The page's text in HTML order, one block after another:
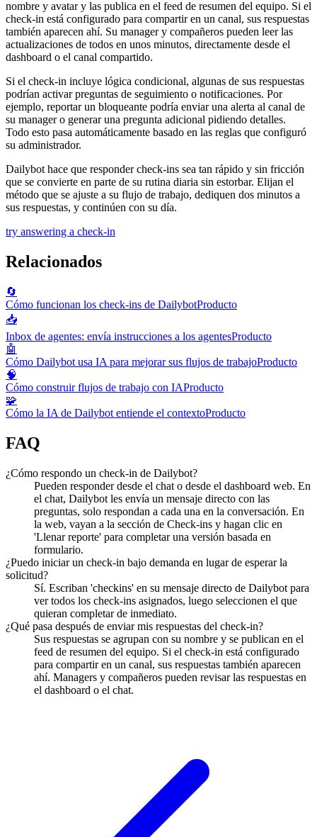
nombre y avatar y las publica en el feed de resumen del equipo. Si el
check-in está configurado para compartir en un canal, sus respuestas
también aparecen ahí. Su manager y compañeros pueden leer las
actualizaciones de todos en unos minutos, directamente desde el
dashboard o el canal compartido.
Si el check-in incluye lógica condicional, algunas de sus respuestas
podrían activar preguntas de seguimiento o notificaciones. Por
ejemplo, reportar un bloqueante podría enviar una alerta al canal de
su manager o generar una pregunta adicional pidiendo detalles.
Todo esto pasa automáticamente basado en las reglas que configuró
su administrador.
Dailybot hace que responder check-ins sea tan rápido y sin fricción
que se convierte en parte de su rutina diaria sin estorbar. Elijan el
método que se ajuste a su flujo de trabajo, dediquen dos minutos a
sus respuestas, y continúen con su día.
try answering a check-in
Relacionados
🔄
Cómo funcionan los check-ins de DailybotProducto
📥
Inbox de agentes: envía instrucciones a los agentesProducto
🤖
Cómo Dailybot usa IA para mejorar sus flujos de trabajoProducto
🧠
Cómo construir flujos de trabajo con IAProducto
🧩
Cómo la IA de Dailybot entiende el contextoProducto
FAQ
¿Cómo respondo un check-in de Dailybot?
Pueden responder desde el chat o desde el dashboard web. En
el chat, Dailybot les envía un mensaje directo con las
preguntas, solo respondan a cada una en la conversación. En
la web, vayan a la sección de Check-ins y hagan clic en
'Llenar reporte' para completar una versión basada en
formulario.
¿Puedo iniciar un check-in bajo demanda en lugar de esperar la
solicitud?
Sí. Escriban 'checkins' en su mensaje directo de Dailybot para
ver todos los check-ins asignados, luego seleccionen el que
quieran completar de inmediato.
¿Qué pasa después de enviar mis respuestas del check-in?
Sus respuestas se agrupan con su nombre y se publican en el
feed de resumen del equipo. Si el check-in está configurado
para compartir en un canal, sus respuestas también aparecen
ahí. Managers y compañeros pueden revisar las respuestas en
el dashboard o el chat.